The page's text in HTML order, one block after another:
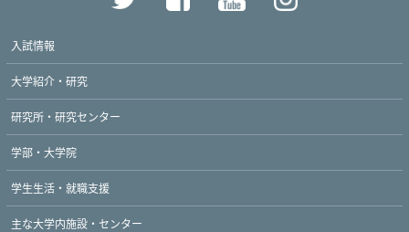
入試情報
大学紹介・研究
研究所・研究センター
学部・大学院
学生生活・就職支援
主な大学内施設・センター